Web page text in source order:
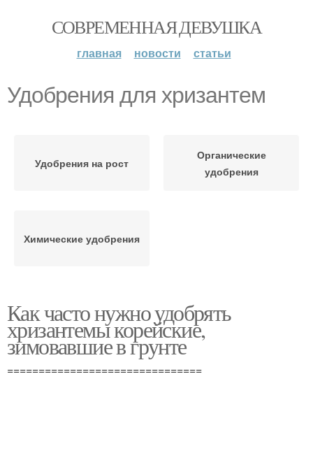
СОВРЕМЕННАЯ ДЕВУШКА
главная новости статьи
Удобрения для хризантем
Удобрения на рост
Органические
удобрения
Химические удобрения
Как часто нужно удобрять
хризантемы корейские,
зимовавшие в грунте
===============================